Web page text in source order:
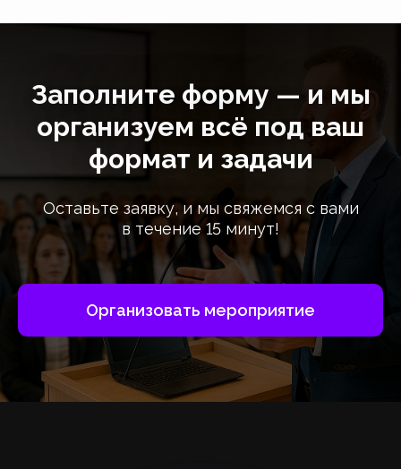
Заполните форму — и мы
организуем всё под ваш
формат и задачи
Оставьте заявку, и мы свяжемся с вами
в течение 15 минут!
Организовать мероприятие